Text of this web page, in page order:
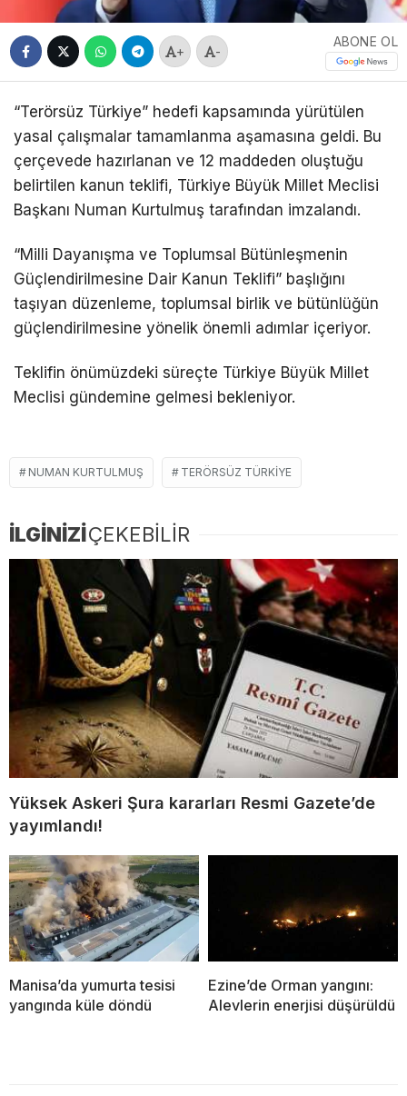
+ -
ABONE OL
“Terörsüz Türkiye” hedefi kapsamında yürütülen
yasal çalışmalar tamamlanma aşamasına geldi. Bu
çerçevede hazırlanan ve 12 maddeden oluştuğu
belirtilen kanun teklifi, Türkiye Büyük Millet Meclisi
Başkanı Numan Kurtulmuş tarafından imzalandı.
“Milli Dayanışma ve Toplumsal Bütünleşmenin
Güçlendirilmesine Dair Kanun Teklifi” başlığını
taşıyan düzenleme, toplumsal birlik ve bütünlüğün
güçlendirilmesine yönelik önemli adımlar içeriyor.
Teklifin önümüzdeki süreçte Türkiye Büyük Millet
Meclisi gündemine gelmesi bekleniyor.
NUMAN KURTULMUŞ TERÖRSÜZ TÜRKIYE
İLGİNİZİÇEKEBİLİR
Yüksek Askeri Şura kararları Resmi Gazete’de
yayımlandı!
Manisa’da yumurta tesisi
yangında küle döndü
Ezine’de Orman yangını:
Alevlerin enerjisi düşürüldü